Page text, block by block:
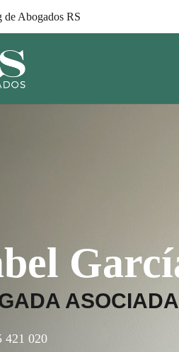
de Abogados RS
ASOCIADA
421 020